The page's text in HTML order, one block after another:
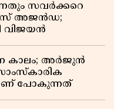
സവർക്കറെ
അജൻഡ;
വിജയൻ
കാലം; അർജുൻ
പോകുന്നത്